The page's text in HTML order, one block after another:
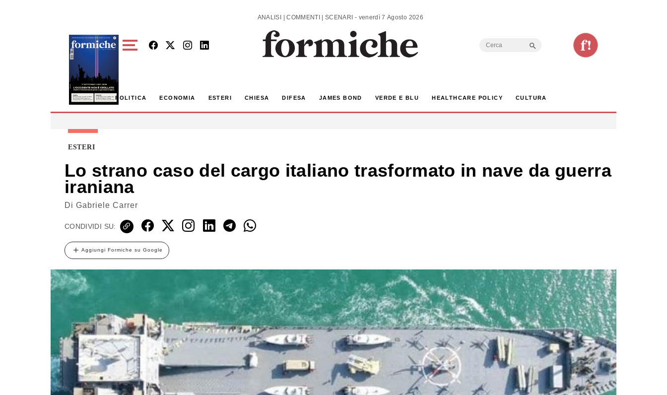
ANALISI | COMMENTI | SCENARI - venerdì 7 Agosto 2026
Search
POLITICA ECONOMIA ESTERI CHIESA DIFESA JAMES BOND VERDE E BLU HEALTHCARE POLICY CULTURA
ESTERI
Lo strano caso del cargo italiano trasformato in nave da guerra
iraniana
Di Gabriele Carrer
CONDIVIDI SU:
Aggiungi Formiche su Google